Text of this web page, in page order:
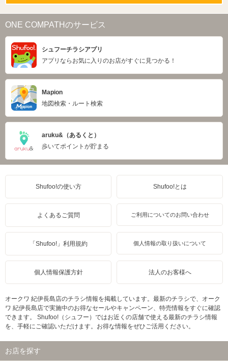
ONE COMPATHのサービス
シュフーチラシアプリ
アプリならお気に入りのお店がすぐに見つかる！
Mapion
地図検索・ルート検索
aruku&（あるくと）
歩いてポイントが貯まる
Shufoo!の使い方 Shufoo!とは
よくあるご質問 ご利用についてのお問い合わせ
「Shufoo!」利用規約 個人情報の取り扱いについて
個人情報保護方針 法人のお客様へ
オークワ 紀伊長島店のチラシ情報を掲載しています。最新のチラシで、オーク
ワ 紀伊長島店で実施中のお得なセールやキャンペーン、特売情報をすぐに確認
できます。 Shufoo!（シュフー）ではお近くの店舗で使える最新のチラシ情報
を、手軽にご確認いただけます。お得な情報をぜひご活用ください。
お店を探す